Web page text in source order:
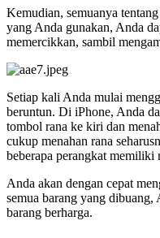
Kemudian, semuanya
yang Anda gunakan, Anda
memercikkan, sambil
Setiap kali Anda mulai
beruntun. Di iPhone, Anda
tombol rana ke kiri dan
cukup menahan rana
beberapa perangkat memiliki
Anda akan dengan cepat
semua barang yang dibuang,
barang berharga.